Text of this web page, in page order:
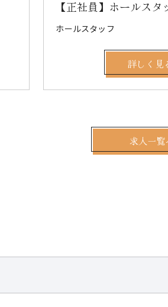
【正社員】ホールスタ
ホールスタッフ
詳しく見
求人一覧